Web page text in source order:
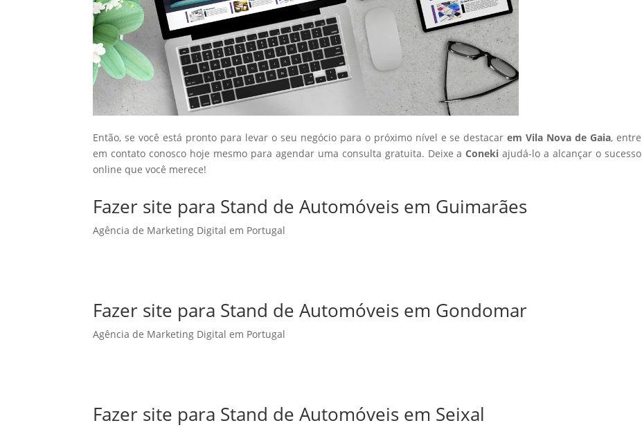
Então, se você está pronto para levar o seu negócio para o próximo nível e se destacarem Vila Nova de Gaia, entre
em contato conosco hoje mesmo para agendar uma consulta gratuita. Deixe aConeki ajudá-lo a alcançar o sucesso
online que você merece!
Fazer site para Stand de Automóveis em Guimarães
Agência de Marketing Digital em Portugal
Fazer site para Stand de Automóveis em Gondomar
Agência de Marketing Digital em Portugal
Fazer site para Stand de Automóveis em Seixal